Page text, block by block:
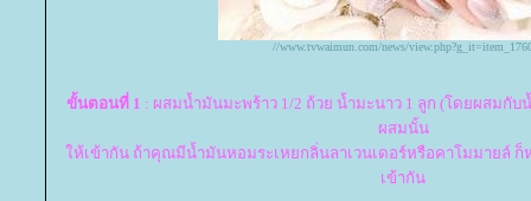
//www.tvwaimun.com/news/
ขั้นตอนที่ 1 : ผสมน้ำมันมะพร้าว 1/2 ถ้วย น้ำมะนาว 1 ลูก (โดยผสมกั
ผสมนั้น
ห้เข้ากัน ถ้าคุณมีน้ำมันหอมระเหยกลิ่นลาเวนเดอร์หรือคาโมมายล์ ก็
เข้ากัน